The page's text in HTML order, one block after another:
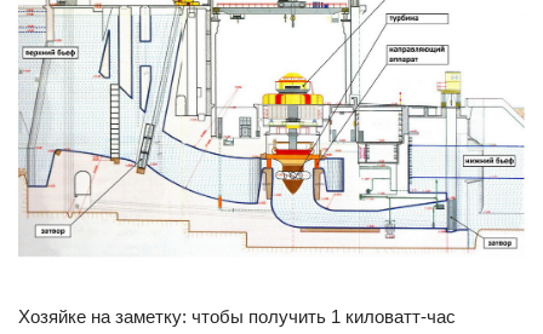
Хозяйке на заметку: чтобы получить 1 киловатт-час